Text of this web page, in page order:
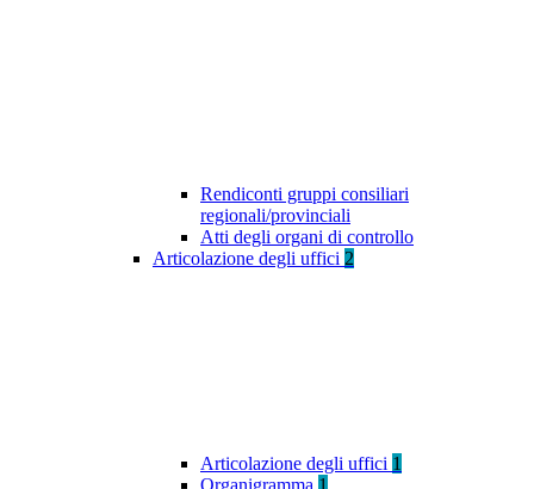
Rendiconti gruppi consiliari
regionali/provinciali
Atti degli organi di controllo
Articolazione degli uffici 2
Articolazione degli uffici 1